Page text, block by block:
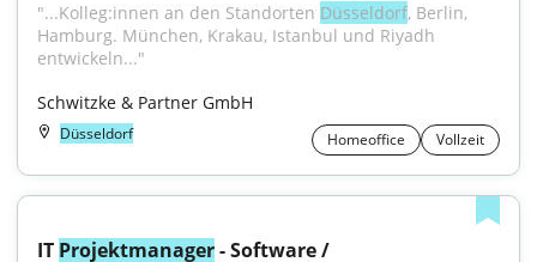
"...Kolleg:innen an den Standorten Düsseldorf, Berlin,
Hamburg. München, Krakau, Istanbul und Riyadh
entwickeln..."
Schwitzke & Partner GmbH
Düsseldorf Homeoffice Vollzeit
IT Projektmanager - Software /